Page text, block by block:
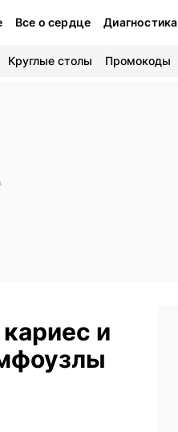
Все о сердце Диагностика
Круглые столы Промокоды
и